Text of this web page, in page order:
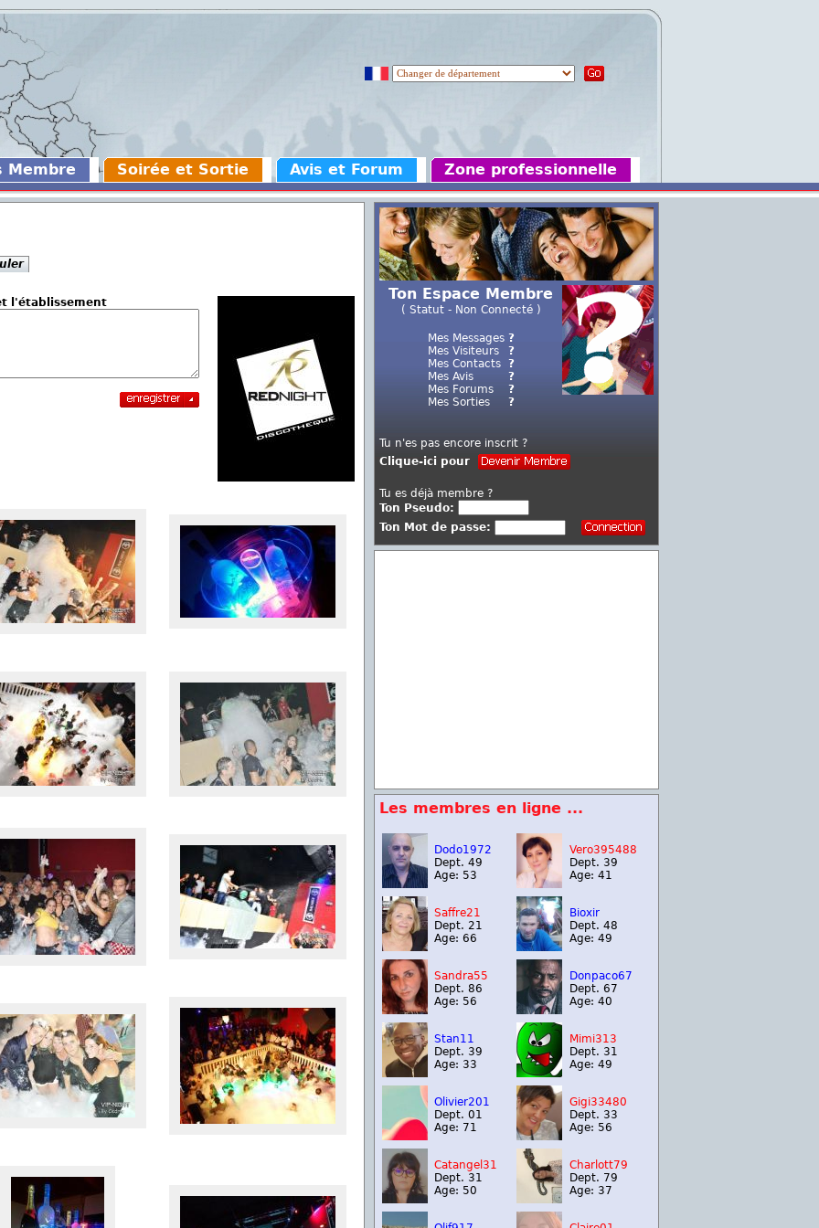
Membre Soirée et Sortie Avis et Forum Zone professionnelle
l'établissement Ton Espace Membre
( Statut - Non Connecté )
Mes Messages
Mes Visiteurs
Mes Contacts
Mes Avis
Mes Forums
Mes Sorties
?
?
?
?
?
?
Tu n'es pas encore inscrit ?
Clique-ici pour
Tu es déjà membre ?
Ton Pseudo:
Ton Mot de passe:
Les membres en ligne ...
Dodo1972
Dept. 49
Age: 53
Vero395488
Dept. 39
Age: 41
Saffre21
Dept. 21
Age: 66
Bioxir
Dept. 48
Age: 49
Sandra55
Dept. 86
Age: 56
Donpaco67
Dept. 67
Age: 40
Stan11
Dept. 39
Age: 33
Mimi313
Dept. 31
Age: 49
Olivier201
Dept. 01
Age: 71
Gigi33480
Dept. 33
Age: 56
Catangel31
Dept. 31
Age: 50
Charlott79
Dept. 79
Age: 37